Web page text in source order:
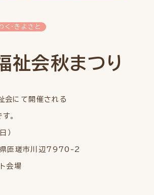
く・きよさと
祉会秋まつり
会にて開催される
。
）
匝瑳市川辺7970-2
会場